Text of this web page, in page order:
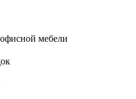
мебели